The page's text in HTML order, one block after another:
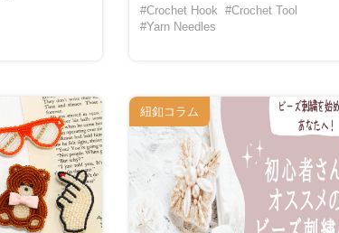
#Crochet Hook #Crochet Tool
#Yarn Needles
紐釦コラム